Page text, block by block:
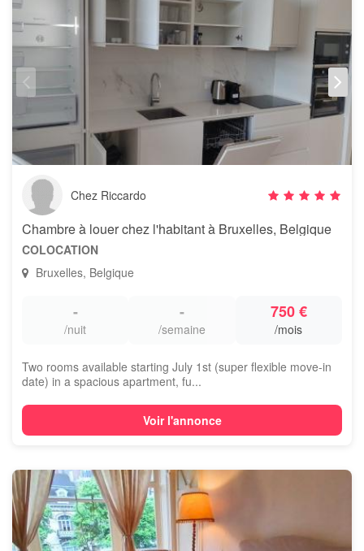
Chez Riccardo
Chambre à louer chez l'habitant à Bruxelles, Belgique
COLOCATION
Bruxelles, Belgique
-
/nuit
-
/semaine
750 €
/mois
Two rooms available starting July 1st (super flexible move-in
date) in a spacious apartment, fu...
Voir l'annonce